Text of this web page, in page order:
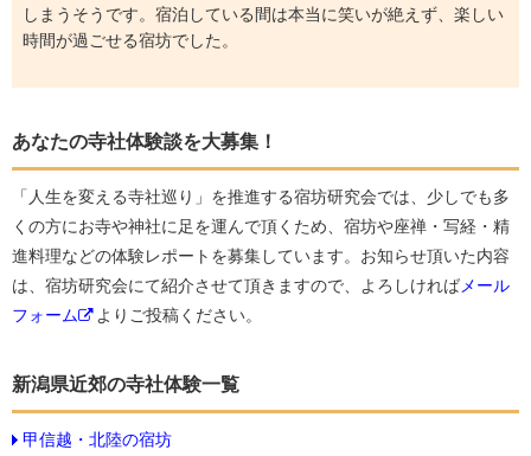
しまうそうです。宿泊している間は本当に笑いが絶えず、楽しい
時間が過ごせる宿坊でした。
あなたの寺社体験談を大募集！
「人生を変える寺社巡り」を推進する宿坊研究会では、少しでも多
くの方にお寺や神社に足を運んで頂くため、宿坊や座禅・写経・精
進料理などの体験レポートを募集しています。お知らせ頂いた内容
は、宿坊研究会にて紹介させて頂きますので、よろしければ メール
フォーム
よりご投稿ください。
新潟県近郊の寺社体験一覧
甲信越・北陸の宿坊